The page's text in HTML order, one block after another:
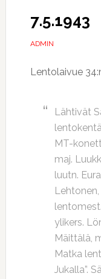
7.5.1943
ADMIN
Lentolaivue
Lähtivät
MT-
maj.
luutn.
ylikers.
Mäittälä,
Matka
Jukalla”.